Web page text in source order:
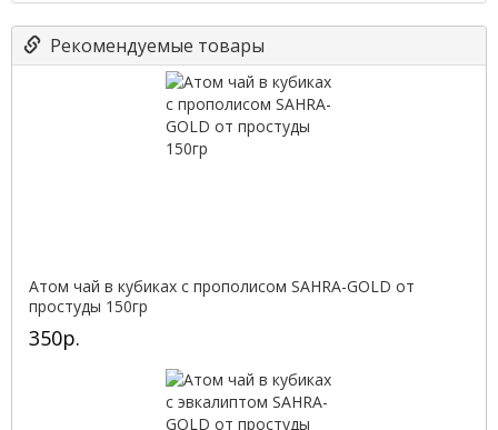
Рекомендуемые товары
Атом чай в кубиках с прополисом SAHRA-GOLD от
простуды 150гр
350р.